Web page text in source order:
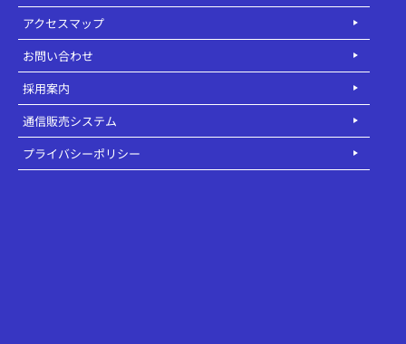
アクセスマップ
お問い合わせ
採用案内
通信販売システム
プライバシーポリシー